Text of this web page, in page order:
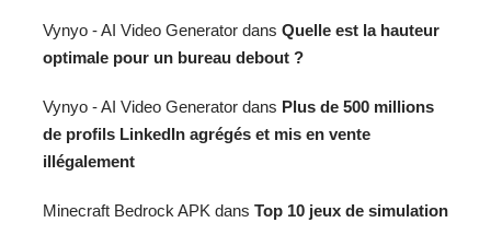
Vynyo - AI Video Generator dans Quelle est la hauteur
optimale pour un bureau debout ?
Vynyo - AI Video Generator dans Plus de 500 millions
de profils LinkedIn agrégés et mis en vente
illégalement
Minecraft Bedrock APK dans Top 10 jeux de simulation